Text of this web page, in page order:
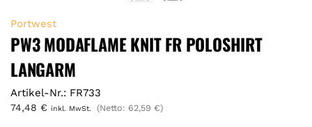
Portwest
PW3 MODAFLAME KNIT FR POLOSHIRT
LANGARM
Artikel-Nr.: FR733
74,48 € inkl. MwSt. (Netto: 62,59 €)